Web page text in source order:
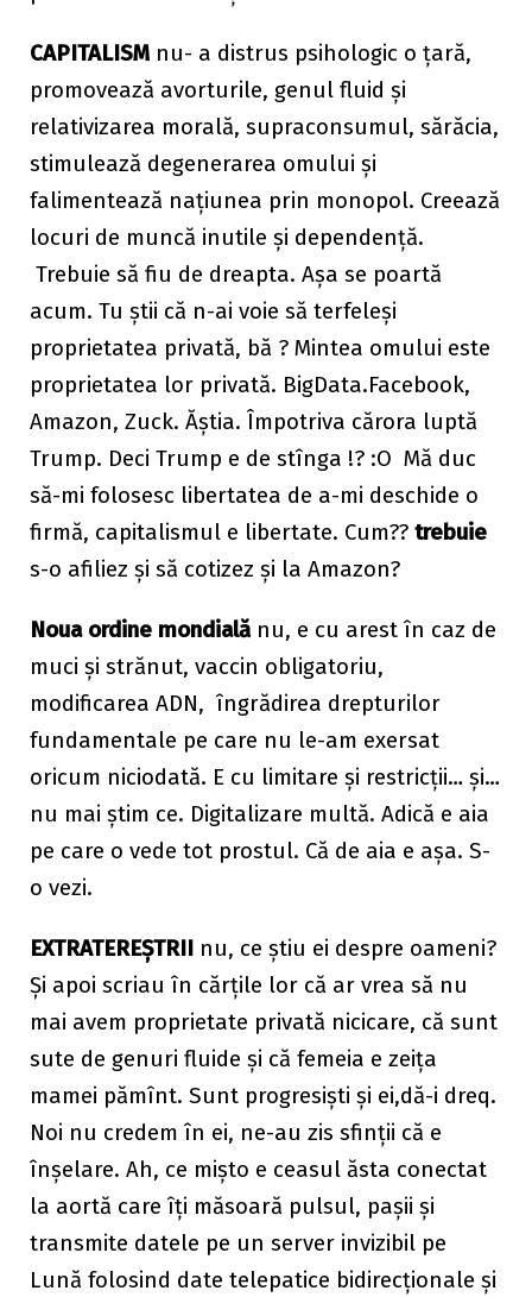
CAPITALISM nu- a distrus psihologic o țară,
promovează avorturile, genul fluid și
relativizarea morală, supraconsumul, sărăcia,
stimulează degenerarea omului și
falimentează națiunea prin monopol. Creează
locuri de muncă inutile și dependență.
Trebuie să fiu de dreapta. Așa se poartă
acum. Tu știi că n-ai voie să terfeleși
proprietatea privată, bă ? Mintea omului este
proprietatea lor privată. BigData.Facebook,
Amazon, Zuck. Ăștia. Împotriva cărora luptă
Trump. Deci Trump e de stînga !? :O Mă duc
să-mi folosesc libertatea de a-mi deschide o
firmă, capitalismul e libertate. Cum?? trebuie
s-o afiliez și să cotizez și la Amazon?
Noua ordine mondialănu, e cu arest în caz de
muci și strănut, vaccin obligatoriu,
modificarea ADN, îngrădirea drepturilor
fundamentale pe care nu le-am exersat
oricum niciodată. E cu limitare și restricții… și…
nu mai știm ce. Digitalizare multă. Adică e aia
pe care o vede tot prostul. Că de aia e așa. S-
o vezi.
EXTRATEREȘTRII nu, ce știu ei despre oameni?
Și apoi scriau în cărțile lor că ar vrea să nu
mai avem proprietate privată nicicare, că sunt
sute de genuri fluide și că femeia e zeița
mamei pămînt. Sunt progresiști și ei,dă-i dreq.
Noi nu credem în ei, ne-au zis sfinții că e
înșelare. Ah, ce mișto e ceasul ăsta conectat
la aortă care îți măsoară pulsul, pașii și
transmite datele pe un server invizibil pe
Lună folosind date telepatice bidirecționale și